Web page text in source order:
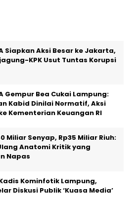
Siapkan Aksi Besar ke Jakarta,
KPK Usut Tuntas Korupsi
Gempur Bea Cukai Lampung:
Kabid Dinilai Normatif, Aksi
Kementerian Keuangan RI
Miliar Senyap, Rp35 Miliar Riuh:
Anatomi Kritik yang
Napas
Kominfotik Lampung,
Diskusi Publik ‘Kuasa Media’